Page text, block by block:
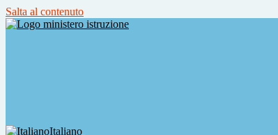
Salta al contenuto
Italiano